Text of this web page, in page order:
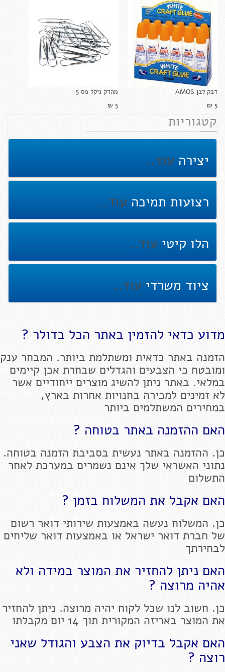
מהדק ניקל מס 5
5 ₪‎
דבק לבן AMOS
5 ₪‎
קטגוריות
יצירה עוד..
רצועות תמיכה עוד..
הלו קיטי עוד..
ציוד משרדי עוד..
מדוע כדאי להזמין באתר הכל בדולר ?
הזמנה באתר כדאית ומשתלמת ביותר. המבחר ענק
ומובטח כי הצבעים והגדלים שבחרת אכן קיימים
במלאי. באתר ניתן להשיג מוצרים ייחודיים אשר
לא זמינים למכירה בחנויות אחרות בארץ,
במחירים המשתלמים ביותר
האם ההזמנה באתר בטוחה ?
כן. ההזמנה באתר נעשית בסביבת הזמנה בטוחה.
נתוני האשראי שלך אינם נשמרים במערכת לאחר
התשלום
האם אקבל את המשלוח בזמן ?
כן. המשלוח נעשה באמצעות שירותי דואר רשום
של חברת דואר ישראל או באמצעות דואר שליחים
לבחירתך
האם ניתן להחזיר את המוצר במידה ולא
אהיה מרוצה ?
כן. חשוב לנו שכל לקוח יהיה מרוצה. ניתן להחזיר
את המוצר באריזה המקורית תוך 14 יום מקבלתו
האם אקבל בדיוק את הצבע והגודל שאני
רוצה ?